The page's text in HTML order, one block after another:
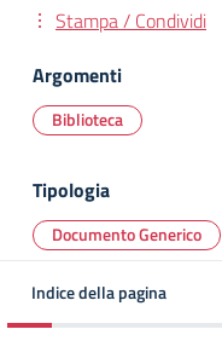
Stampa / Condividi
Argomenti
Biblioteca
Tipologia
Documento Generico
Indice della pagina